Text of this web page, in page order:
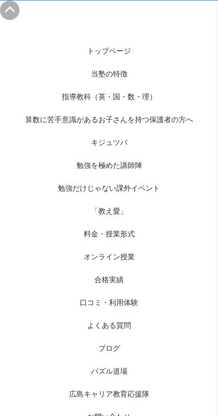
トップページ
当塾の特徴
指導教科（英・国・数・理）
算数に苦手意識があるお子さんを持つ保護者の方へ
キジュツバ
勉強を極めた講師陣
勉強だけじゃない課外イベント
「教え愛」
料金・授業形式
オンライン授業
合格実績
口コミ・利用体験
よくある質問
ブログ
パズル道場
広島キャリア教育応援隊